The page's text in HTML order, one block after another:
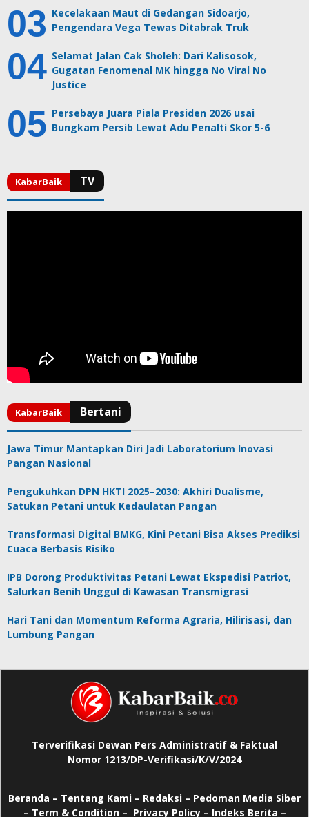
Kecelakaan Maut di Gedangan Sidoarjo,
Pengendara Vega Tewas Ditabrak Truk
Selamat Jalan Cak Sholeh: Dari Kalisosok,
Gugatan Fenomenal MK hingga No Viral No
Justice
Persebaya Juara Piala Presiden 2026 usai
Bungkam Persib Lewat Adu Penalti Skor 5-6
Jawa Timur Mantapkan Diri Jadi Laboratorium Inovasi
Pangan Nasional
Pengukuhkan DPN HKTI 2025–2030: Akhiri Dualisme,
Satukan Petani untuk Kedaulatan Pangan
Transformasi Digital BMKG, Kini Petani Bisa Akses Prediksi
Cuaca Berbasis Risiko
IPB Dorong Produktivitas Petani Lewat Ekspedisi Patriot,
Salurkan Benih Unggul di Kawasan Transmigrasi
Hari Tani dan Momentum Reforma Agraria, Hilirisasi, dan
Lumbung Pangan
Terverifikasi Dewan Pers Administratif & Faktual
Nomor 1213/DP-Verifikasi/K/V/2024
Beranda – Tentang Kami – Redaksi – Pedoman Media Siber
– Term & Condition – Privacy Policy– Indeks Berita –